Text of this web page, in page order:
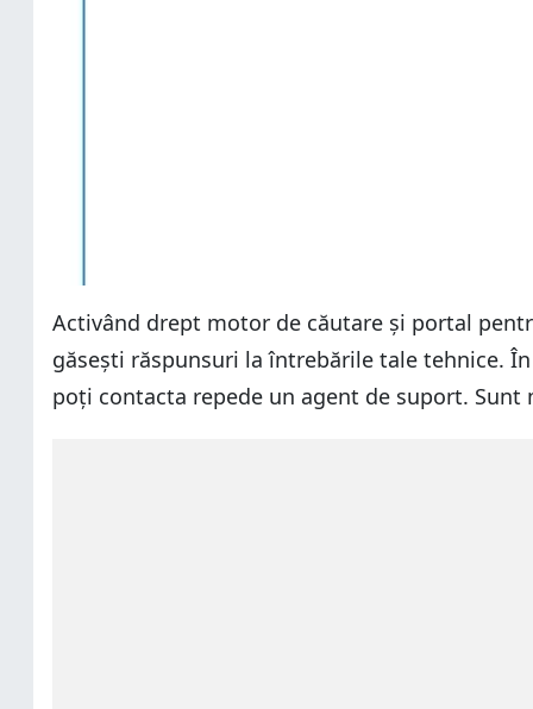
Activând drept motor de căutare și portal
găsești răspunsuri la întrebările tale tehnice.
poți contacta repede un agent de suport.